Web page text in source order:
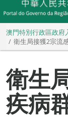
澳門特別行政區政府
衛生局接獲2宗流
衛生
疾病